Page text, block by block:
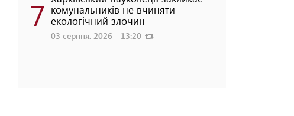
7 комунальників не вчиняти
екологічний злочин
03 серпня, 2026 - 13:20